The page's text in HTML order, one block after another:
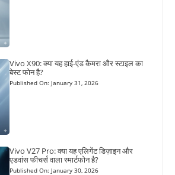
Vivo X90: क्या यह हाई-एंड कैमरा और स्टाइल का
बेस्ट फोन है?
Published On: January 31, 2026
Vivo V27 Pro: क्या यह एलिगेंट डिज़ाइन और
एडवांस फीचर्स वाला स्मार्टफोन है?
Published On: January 30, 2026